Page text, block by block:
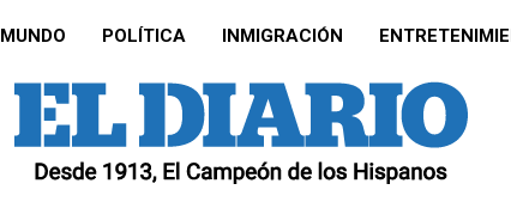
MUNDO POLÍTICA INMIGRACIÓN